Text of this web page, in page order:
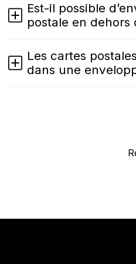
Est-il possible
postale en dehors
Les cartes
dans une